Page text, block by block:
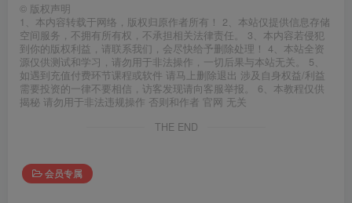
© 版权声明
1、本内容转载于网络，版权归原作者所有！ 2、本站仅提供信息存储
空间服务，不拥有所有权，不承担相关法律责任。 3、本内容若侵犯
到你的版权利益，请联系我们，会尽快给予删除处理！ 4、本站全资
源仅供测试和学习，请勿用于非法操作，一切后果与本站无关。 5、
如遇到充值付费环节课程或软件 请马上删除退出 涉及自身权益/利益
需要投资的一律不要相信，访客发现请向客服举报。 6、本教程仅供
揭秘 请勿用于非法违规操作 否则和作者 官网 无关
THE END
会员专属